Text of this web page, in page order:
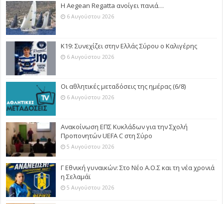
Η Aegean Regatta ανοίγει πανιά…
6 Αυγούστου 2026
Κ19: Συνεχίζει στην Ελλάς Σύρου ο Καλιγέρης
6 Αυγούστου 2026
Οι αθλητικές μεταδόσεις της ημέρας (6/8)
6 Αυγούστου 2026
Ανακοίνωση ΕΠΣ Κυκλάδων για την Σχολή
Προπονητών UEFA C στη Σύρο
5 Αυγούστου 2026
Γ Εθνική γυναικών: Στο Νέο Α.Ο.Σ και τη νέα χρονιά
η Σελαμάϊ
5 Αυγούστου 2026